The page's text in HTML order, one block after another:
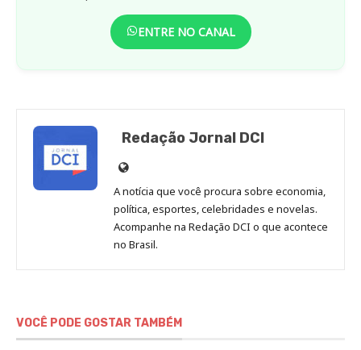
ENTRE NO CANAL
Redação Jornal DCI
Site
de
Redação
Jornal
DCI
A notícia que você procura sobre economia,
política, esportes, celebridades e novelas.
Acompanhe na Redação DCI o que acontece
no Brasil.
VOCÊ PODE GOSTAR TAMBÉM